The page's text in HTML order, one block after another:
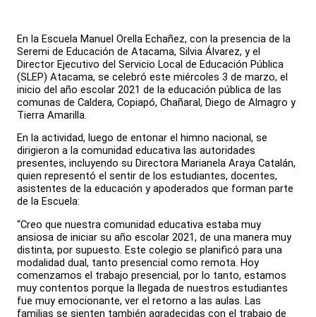
En la Escuela Manuel Orella Echañez, con la presencia de la
Seremi de Educación de Atacama, Silvia Álvarez, y el
Director Ejecutivo del Servicio Local de Educación Pública
(SLEP) Atacama, se celebró este miércoles 3 de marzo, el
inicio del año escolar 2021 de la educación pública de las
comunas de Caldera, Copiapó, Chañaral, Diego de Almagro y
Tierra Amarilla.
En la actividad, luego de entonar el himno nacional, se
dirigieron a la comunidad educativa las autoridades
presentes, incluyendo su Directora Marianela Araya Catalán,
quien representó el sentir de los estudiantes, docentes,
asistentes de la educación y apoderados que forman parte
de la Escuela:
“Creo que nuestra comunidad educativa estaba muy
ansiosa de iniciar su año escolar 2021, de una manera muy
distinta, por supuesto. Este colegio se planificó para una
modalidad dual, tanto presencial como remota. Hoy
comenzamos el trabajo presencial, por lo tanto, estamos
muy contentos porque la llegada de nuestros estudiantes
fue muy emocionante, ver el retorno a las aulas. Las
familias se sienten también agradecidas con el trabajo de